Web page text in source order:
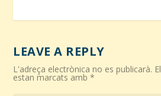
LEAVE A REPLY
L'adreça electrònica no es publicarà.
estan marcats amb*